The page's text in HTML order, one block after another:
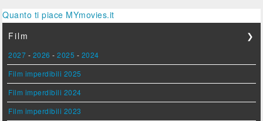
Quanto ti piace MYmovies.it
Film
❯
2027 - 2026 -2025 - 2024
Film imperdibili 2025
Film imperdibili 2024
Film imperdibili 2023